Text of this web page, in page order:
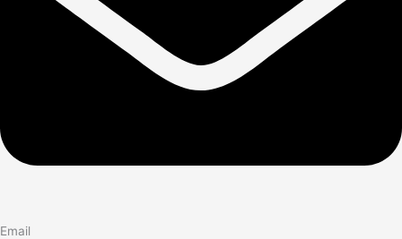
Email